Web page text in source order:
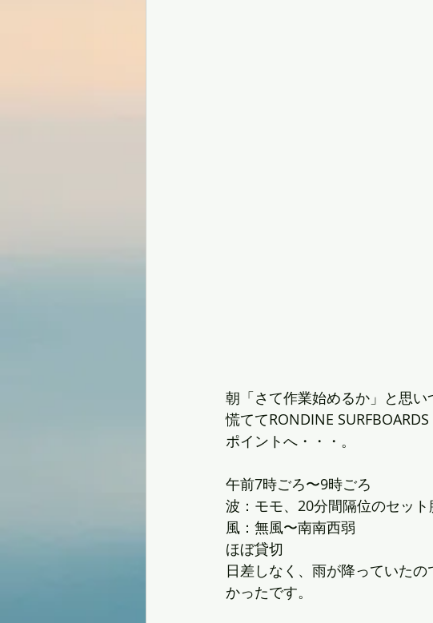
朝「さて作業始めるか」と思い
慌ててRONDINE
ポイントへ・・・。
午前7時ごろ〜9時ごろ
波：モモ、20分間隔位のセット
風：無風〜南南西弱
ほぼ貸切
日差しなく、雨が降っていた
かったです。